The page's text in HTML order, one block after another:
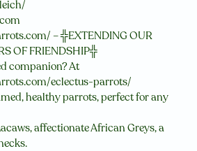
– ╬EXTENDING OUR
OF FRIENDSHIP╬
companion? At
eclectus-parrots/
healthy parrots, perfect for any
affectionate African Greys, a